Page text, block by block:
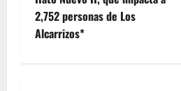
v
2,752 personas de Los
Alcarrizos*